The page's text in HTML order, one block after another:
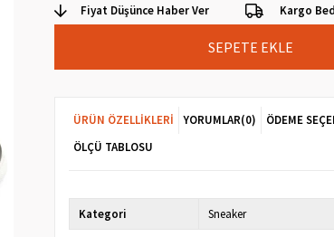
Fiyat Düşünce Haber Ver Kargo
ÜRÜN ÖZELLIKLERI YORUMLAR(0) ÖDEME
ÖLÇÜ TABLOSU
Kategori Sneaker